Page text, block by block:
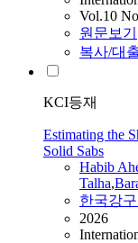
Vol.10
원문보기
복사/대
KCI등재
Estimating the
Solid Sabs
Habib
Talha,
한국강
2026